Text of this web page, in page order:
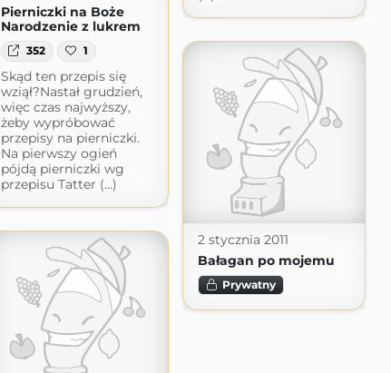
Pierniczki na Boże
Narodzenie z lukrem
352 1
Skąd ten przepis się
wziął?Nastał grudzień,
więc czas najwyższy,
żeby wypróbować
przepisy na pierniczki.
Na pierwszy ogień
pójdą pierniczki wg
przepisu Tatter (...)
2 stycznia 2011
Bałagan po mojemu
Prywatny